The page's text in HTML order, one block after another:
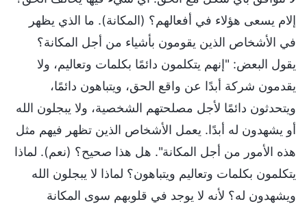
إلام يسعى هؤلاء في أفعالهم؟ (المكانة). ما الذي يظهر
في الأشخاص الذين يقومون بأشياء من أجل المكانة؟
يقول البعض: "إنهم يتكلمون دائمًا بكلمات وتعاليم، ولا
يقدمون شركة أبدًا عن واقع الحق، ويتباهون دائمًا،
ويتحدثون دائمًا لأجل مصلحتهم الشخصية، ولا يبجلون الله
أو يشهدون له أبدًا. يعمل الأشخاص الذين تظهر فيهم مثل
هذه الأمور من أجل المكانة". هل هذا صحيح؟ (نعم). لماذا
يتكلمون بكلمات وتعاليم ويتباهون؟ لماذا لا يبجلون الله
ويشهدون له؟ لأنه لا يوجد في قلوبهم سوى المكانة